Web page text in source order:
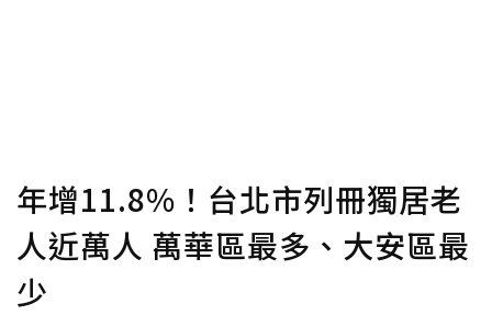
年增11.8%！台北市列冊獨居老
人近萬人 萬華區最多、大安區最
少